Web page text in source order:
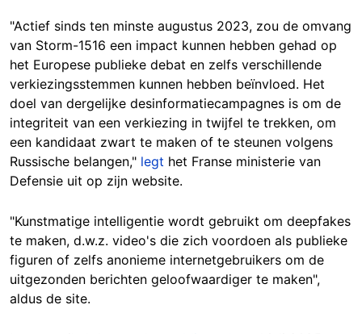
"Actief sinds ten minste augustus 2023, zou de omvang
van Storm-1516 een impact kunnen hebben gehad op
het Europese publieke debat en zelfs verschillende
verkiezingsstemmen kunnen hebben beïnvloed. Het
doel van dergelijke desinformatiecampagnes is om de
integriteit van een verkiezing in twijfel te trekken, om
een kandidaat zwart te maken of te steunen volgens
Russische belangen," legt het Franse ministerie van
Defensie uit op zijn website.
"Kunstmatige intelligentie wordt gebruikt om deepfakes
te maken, d.w.z. video's die zich voordoen als publieke
figuren of zelfs anonieme internetgebruikers om de
uitgezonden berichten geloofwaardiger te maken",
aldus de site.